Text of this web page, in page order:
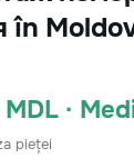
în
·
pieței